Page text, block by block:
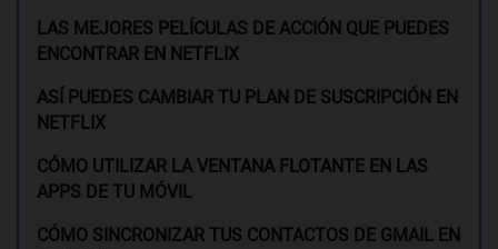
LAS MEJORES PELÍCULAS DE ACCIÓN QUE PUEDES
ENCONTRAR EN NETFLIX
ASÍ PUEDES CAMBIAR TU PLAN DE SUSCRIPCIÓN EN
NETFLIX
CÓMO UTILIZAR LA VENTANA FLOTANTE EN LAS
APPS DE TU MÓVIL
CÓMO SINCRONIZAR TUS CONTACTOS DE GMAIL EN